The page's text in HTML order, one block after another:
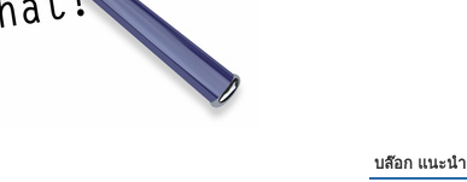
บล๊อก แนะนำ